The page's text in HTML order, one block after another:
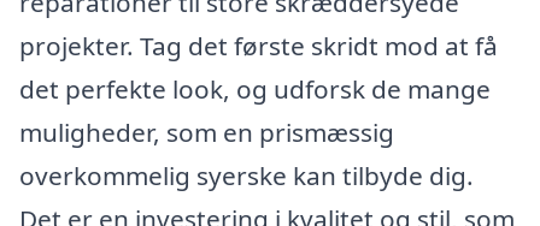
projekter. Tag det første skridt mod at få
det perfekte look, og udforsk de mange
muligheder, som en prismæssig
overkommelig syerske kan tilbyde dig.
Det er en investering i kvalitet og stil, som